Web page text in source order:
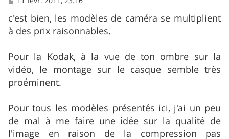
s
s
a
c'est bien, les modèles de caméra se multiplient
à des prix raisonnables.
Pour la Kodak, à la vue de ton ombre sur la
vidéo, le montage sur le casque semble très
proéminent.
Pour tous les modèles présentés ici, j'ai un peu
de mal à me faire une idée sur la qualité de
l'image en raison de la compression pas